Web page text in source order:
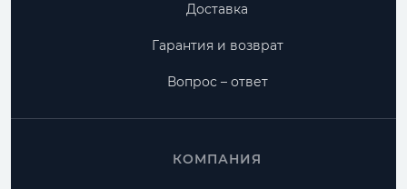
Доставка
Гарантия и возврат
Вопрос – ответ
КОМПАНИЯ